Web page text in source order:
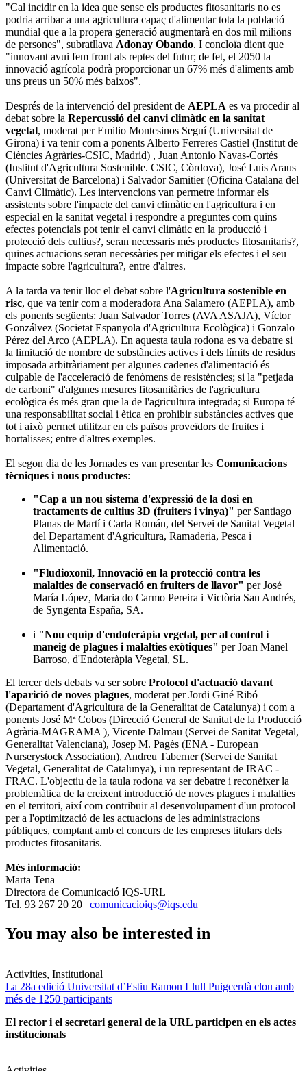
"Cal incidir en la idea que sense els productes fitosanitaris no es
podria arribar a una agricultura capaç d'alimentar tota la població
mundial que a la propera generació augmentarà en dos mil milions
de persones", subratllava Adonay Obando. I concloïa dient que
"innovant avui fem front als reptes del futur; de fet, el 2050 la
innovació agrícola podrà proporcionar un 67% més d'aliments amb
uns preus un 50% més baixos".
Després de la intervenció del president de AEPLA es va procedir al
debat sobre la Repercussió del canvi climàtic en la sanitat
vegetal, moderat per Emilio Montesinos Seguí (Universitat de
Girona) i va tenir com a ponents Alberto Ferreres Castiel (Institut de
Ciències Agràries-CSIC, Madrid) , Juan Antonio Navas-Cortés
(Institut d'Agricultura Sostenible. CSIC, Còrdova), José Luis Araus
(Universitat de Barcelona) i Salvador Samitier (Oficina Catalana del
Canvi Climàtic). Les intervencions van permetre informar els
assistents sobre l'impacte del canvi climàtic en l'agricultura i en
especial en la sanitat vegetal i respondre a preguntes com quins
efectes potencials pot tenir el canvi climàtic en la producció i
protecció dels cultius?, seran necessaris més productes fitosanitaris?,
quines actuacions seran necessàries per mitigar els efectes i el seu
impacte sobre l'agricultura?, entre d'altres.
A la tarda va tenir lloc el debat sobre l'Agricultura sostenible en
risc, que va tenir com a moderadora Ana Salamero (AEPLA), amb
els ponents següents: Juan Salvador Torres (AVA ASAJA), Víctor
Gonzálvez (Societat Espanyola d'Agricultura Ecològica) i Gonzalo
Pérez del Arco (AEPLA). En aquesta taula rodona es va debatre si
la limitació de nombre de substàncies actives i dels límits de residus
imposada arbitràriament per algunes cadenes d'alimentació és
culpable de l'acceleració de fenòmens de resistències; si la "petjada
de carboni" d'algunes mesures fitosanitàries de l'agricultura
ecològica és més gran que la de l'agricultura integrada; si Europa té
una responsabilitat social i ètica en prohibir substàncies actives que
tot i això permet utilitzar en els països proveïdors de fruites i
hortalisses; entre d'altres exemples.
El segon dia de les Jornades es van presentar les Comunicacions
tècniques i nous productes:
"Cap a un nou sistema d'expressió de la dosi en
tractaments de cultius 3D (fruiters i vinya)" per Santiago
Planas de Martí i Carla Román, del Servei de Sanitat Vegetal
del Departament d'Agricultura, Ramaderia, Pesca i
Alimentació.
"Fludioxonil, Innovació en la protecció contra les
malalties de conservació en fruiters de llavor" per José
María López, Maria do Carmo Pereira i Victòria San Andrés,
de Syngenta España, SA.
i "Nou equip d'endoteràpia vegetal, per al control i
maneig de plagues i malalties exòtiques" per Joan Manel
Barroso, d'Endoteràpia Vegetal, SL.
El tercer dels debats va ser sobre Protocol d'actuació davant
l'aparició de noves plagues, moderat per Jordi Giné Ribó
(Departament d'Agricultura de la Generalitat de Catalunya) i com a
ponents José Mª Cobos (Direcció General de Sanitat de la Producció
Agrària-MAGRAMA ), Vicente Dalmau (Servei de Sanitat Vegetal,
Generalitat Valenciana), Josep M. Pagès (ENA - European
Nurserystock Association), Andreu Taberner (Servei de Sanitat
Vegetal, Generalitat de Catalunya), i un representant de IRAC -
FRAC. L'objectiu de la taula rodona va ser debatre i reconèixer la
problemàtica de la creixent introducció de noves plagues i malalties
en el territori, així com contribuir al desenvolupament d'un protocol
per a l'optimització de les actuacions de les administracions
públiques, comptant amb el concurs de les empreses titulars dels
productes fitosanitaris.
Més informació:
Marta Tena
Directora de Comunicació IQS-URL
Tel. 93 267 20 20 | comunicacioiqs@iqs.edu
You may also be interested in
Activities, Institutional
La 28a edició Universitat d’Estiu Ramon Llull Puigcerdà clou amb
més de 1250 participants
El rector i el secretari general de la URL participen en els actes
institucionals